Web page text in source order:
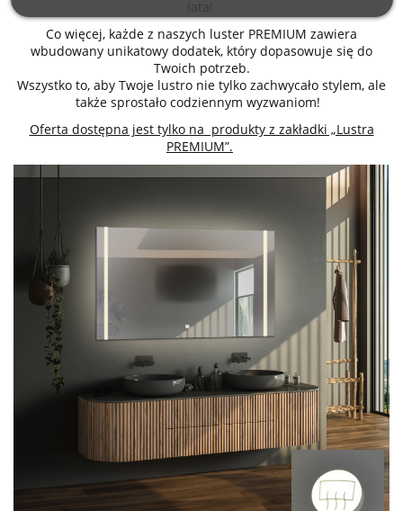
Co więcej, każde z naszych luster PREMIUM zawiera
wbudowany unikatowy dodatek, który dopasowuje się do
Twoich potrzeb.
Wszystko to, aby Twoje lustro nie tylko zachwycało stylem, ale
także sprostało codziennym wyzwaniom!
Oferta dostępna jest tylko na produkty z zakładki „Lustra
PREMIUM”.